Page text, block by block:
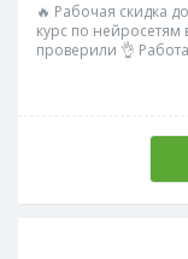
🔥 Рабочая скидка
курс по нейросетям
проверили 👌